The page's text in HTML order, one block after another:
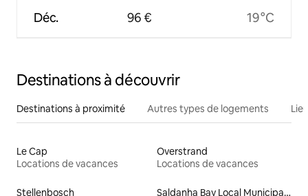
Déc. 96 € 19 °C
Destinations à découvrir
Destinations à proximité Autres types de logements
Le Cap
Locations de vacances
Overstrand
Locations de vacances
Stellenbosch
Saldanha Bay Local Municipality